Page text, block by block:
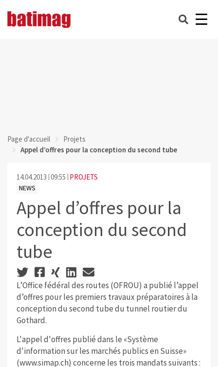
Page d'accueil
Projets
Appel d’offres pour la conception du second tube
14.04.2013 09:55 PROJETS
NEWS
Appel d’offres pour la
conception du second
tube
L’Office fédéral des routes (OFROU) a publié l’appel
d’offres pour les premiers travaux préparatoires à la
conception du second tube du tunnel routier du
Gothard.
L'appel d'offres publié dans le «Système
d'information sur les marchés publics en Suisse»
(www.simap.ch) concerne les trois mandats suivants :